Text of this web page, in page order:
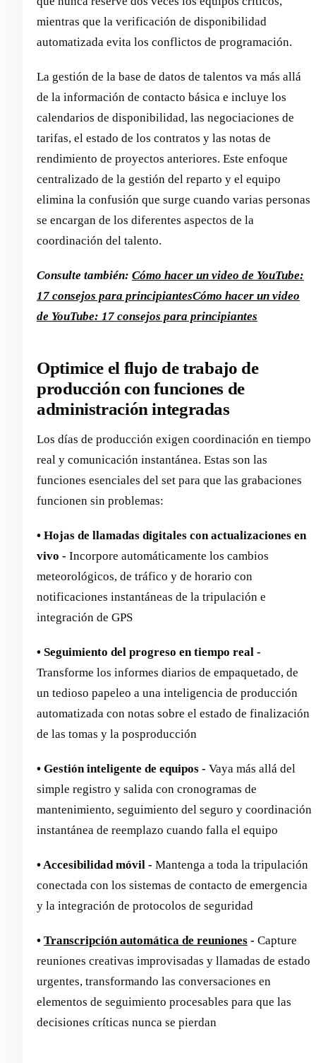
mientras que la verificación de disponibilidad
automatizada evita los conflictos de programación.
La gestión de la base de datos de talentos va más allá
de la información de contacto básica e incluye los
calendarios de disponibilidad, las negociaciones de
tarifas, el estado de los contratos y las notas de
rendimiento de proyectos anteriores. Este enfoque
centralizado de la gestión del reparto y el equipo
elimina la confusión que surge cuando varias personas
se encargan de los diferentes aspectos de la
coordinación del talento.
Consulte también: Cómo hacer un video de YouTube:
17 consejos para principiantesCómo hacer un video
de YouTube: 17 consejos para principiantes
Optimice el flujo de trabajo de
producción con funciones de
administración integradas
Los días de producción exigen coordinación en tiempo
real y comunicación instantánea. Estas son las
funciones esenciales del set para que las grabaciones
funcionen sin problemas:
• Hojas de llamadas digitales con actualizaciones en
vivo - Incorpore automáticamente los cambios
meteorológicos, de tráfico y de horario con
notificaciones instantáneas de la tripulación e
integración de GPS
• Seguimiento del progreso en tiempo real -
Transforme los informes diarios de empaquetado, de
un tedioso papeleo a una inteligencia de producción
automatizada con notas sobre el estado de finalización
de las tomas y la posproducción
• Gestión inteligente de equipos - Vaya más allá del
simple registro y salida con cronogramas de
mantenimiento, seguimiento del seguro y coordinación
instantánea de reemplazo cuando falla el equipo
• Accesibilidad móvil - Mantenga a toda la tripulación
conectada con los sistemas de contacto de emergencia
y la integración de protocolos de seguridad
• Transcripción automática de reuniones - Capture
reuniones creativas improvisadas y llamadas de estado
urgentes, transformando las conversaciones en
elementos de seguimiento procesables para que las
decisiones críticas nunca se pierdan